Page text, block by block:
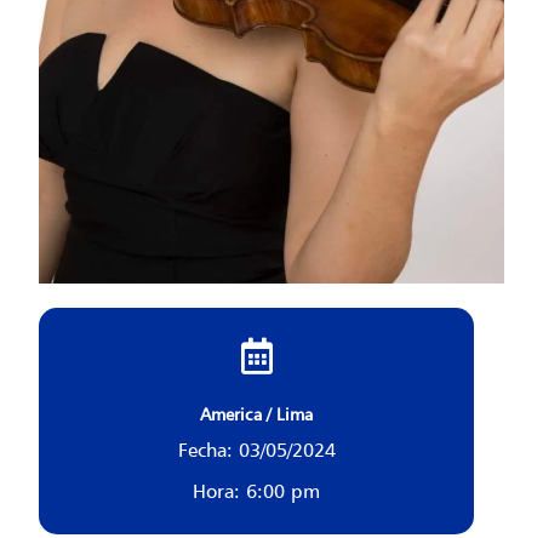
America / Lima
Fecha: 03/05/2024
Hora: 6:00 pm